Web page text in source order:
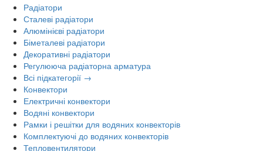
Радіатори
Сталеві радіатори
Алюмінієві радіатори
Біметалеві радіатори
Декоративні радіатори
Регулююча радіаторна арматура
Всі підкатегорії →
Конвектори
Електричні конвектори
Водяні конвектори
Рамки і решітки для водяних конвекторів
Комплектуючі до водяних конвекторів
Тепловентилятори